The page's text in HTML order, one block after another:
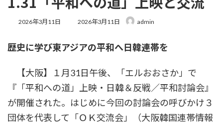
2026年3月11日
最
新
:
2026年3月11日 admin
歴史に学び東アジアの平和へ日韓連帯を
【大阪】１月31日午後、「エルおおさか」で
『「平和への道」上映・日韓＆反戦／平和討論会』
が開催された。はじめに今回の討論会の呼びかけ３
団体を代表して「ＯＫ交流会」（大阪韓国連帯情報